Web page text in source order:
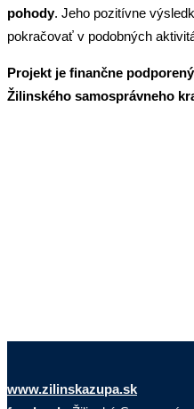
pohody. Jeho pozitívne
pokračovať v podobných
Projekt je finančne
Žilinského samosprávneho
www.zilinskazupa.sk